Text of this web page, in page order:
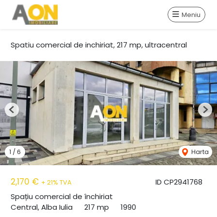
Meniu
Spatiu comercial de inchiriat, 217 mp, ultracentral
ID CP2941768
2,170 € + 21% TVA
Spațiu comercial de închiriat
Central, Alba Iulia
217 mp 1990
1 /6 Harta
Previous